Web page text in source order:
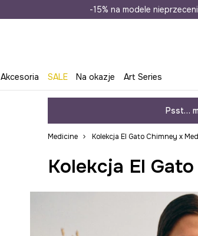
Wysyłka nawet w 24h
-15% na modele
Akcesoria SALE Na okazje Art Series
Psst…
Medicine Kolekcja El Gato Chimney x
Kolekcja El